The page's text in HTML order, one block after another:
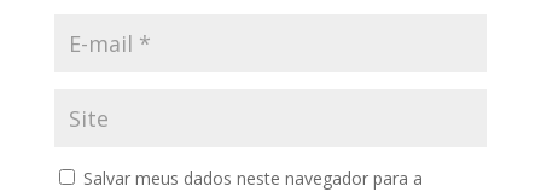
Salvar meus dados neste navegador para a